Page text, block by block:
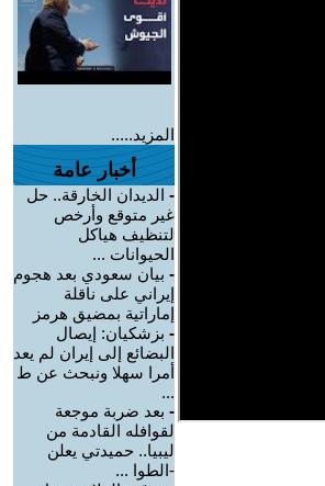
المزيد.....
أخبار عامة
- الديدان الخارقة.. حل
غير متوقع وأرخص
لتنظيف هياكل
الحيوانات ...
- بيان سعودي بعد هجوم
إيراني على ناقلة
إماراتية بمضيق هرمز
- بزشكيان: إيصال
البضائع إلى إيران لم يعد
أمرا سهلا ونبحث عن ط
...
- بعد ضربة موجعة
لقوافله القادمة من
ليبيا.. حميدتي يعلن
-الطوا ...